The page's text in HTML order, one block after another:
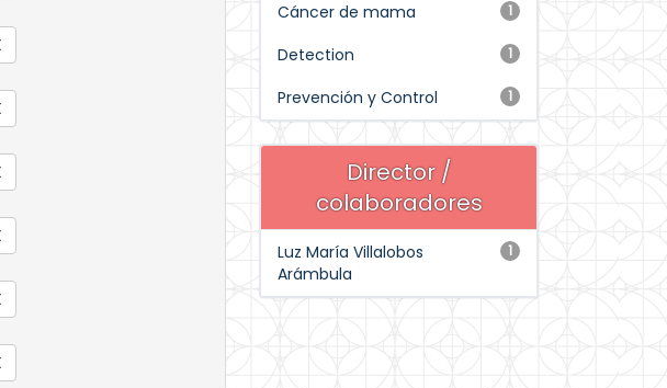
1
Cáncer de mama
1
Detection
1
Prevención y Control
Director /
colaboradores
1
Luz María Villalobos
Arámbula